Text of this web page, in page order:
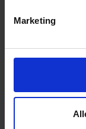
Marketing
Foto’s